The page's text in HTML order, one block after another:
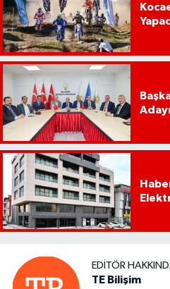
EDITÖR
TE Bilişim